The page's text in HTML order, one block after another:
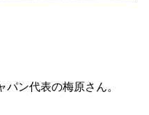
ン代表の梅原さん。